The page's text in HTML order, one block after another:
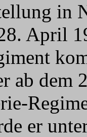
in
April
ab dem
er